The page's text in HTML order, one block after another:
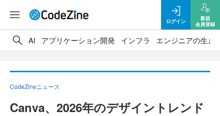
ログイン
新規
会員登録
AI アプリケーション開発 インフラ エンジニアの生き
CodeZineニュース
Canva、2026年のデザイントレンド